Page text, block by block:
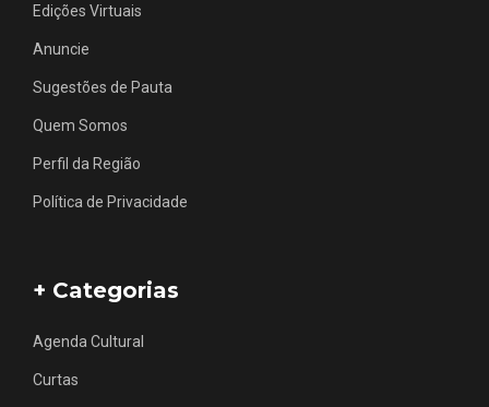
Edições Virtuais
Anuncie
Sugestões de Pauta
Quem Somos
Perfil da Região
Política de Privacidade
+ Categorias
Agenda Cultural
Curtas